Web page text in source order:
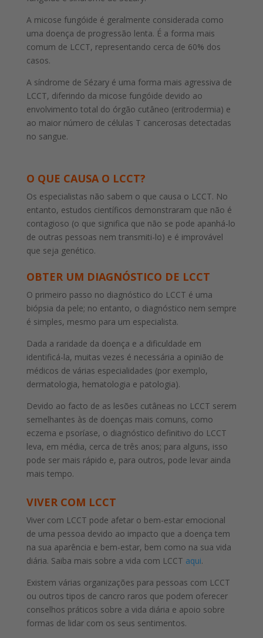
A micose fungóide é geralmente considerada como
uma doença de progressão lenta. É a forma mais
comum de LCCT, representando cerca de 60% dos
casos.
A síndrome de Sézary é uma forma mais agressiva de
LCCT, diferindo da micose fungóide devido ao
envolvimento total do órgão cutâneo (eritrodermia) e
ao maior número de células T cancerosas detectadas
no sangue.
O QUE CAUSA O LCCT?
Os especialistas não sabem o que causa o LCCT. No
entanto, estudos científicos demonstraram que não é
contagioso (o que significa que não se pode apanhá-lo
de outras pessoas nem transmiti-lo) e é improvável
que seja genético.
OBTER UM DIAGNÓSTICO DE LCCT
O primeiro passo no diagnóstico do LCCT é uma
biópsia da pele; no entanto, o diagnóstico nem sempre
é simples, mesmo para um especialista.
Dada a raridade da doença e a dificuldade em
identificá-la, muitas vezes é necessária a opinião de
médicos de várias especialidades (por exemplo,
dermatologia, hematologia e patologia).
Devido ao facto de as lesões cutâneas no LCCT serem
semelhantes às de doenças mais comuns, como
eczema e psoríase, o diagnóstico definitivo do LCCT
leva, em média, cerca de três anos; para alguns, isso
pode ser mais rápido e, para outros, pode levar ainda
mais tempo.
VIVER COM LCCT
Viver com LCCT pode afetar o bem-estar emocional
de uma pessoa devido ao impacto que a doença tem
na sua aparência e bem-estar, bem como na sua vida
diária. Saiba mais sobre a vida com LCCT aqui.
Existem várias organizações para pessoas com LCCT
ou outros tipos de cancro raros que podem oferecer
conselhos práticos sobre a vida diária e apoio sobre
formas de lidar com os seus sentimentos.